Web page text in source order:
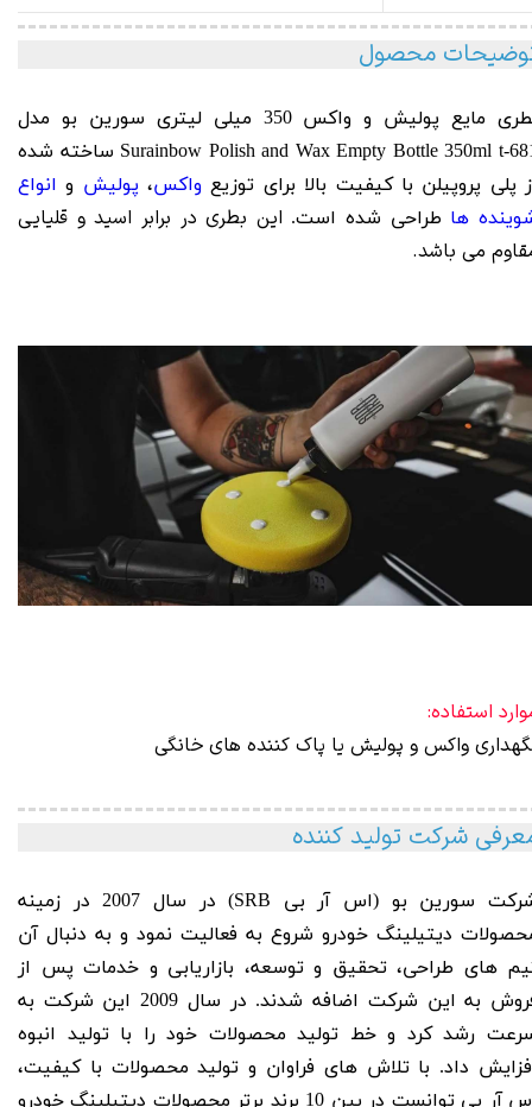
محصول
مایع پولیش و واکس 350 میلی لیتری سورین بو مدل
Surainbow Polish and Wax Empty Bottle 350ml t-681 ساخته شده
پلی پروپیلن با کیفیت بالا برای توزیع واکس، پولیش و انواع
ها طراحی شده است. این بطری در برابر اسید و قلیایی
می باشد.
استفاده:
واکس و پولیش یا پاک کننده های خانگی
شرکت تولید کننده
سورین بو
(اس آر بی SRB) در سال 2007 در زمینه
دیتیلینگ خودرو شروع به فعالیت نمود و به دنبال آن
های طراحی، تحقیق و توسعه، بازاریابی و خدمات پس از
فروش به این شرکت اضافه شدند. در سال 2009 این شرکت به
رشد کرد و خط تولید محصولات خود را با تولید انبوه
داد. با تلاش های فراوان و تولید محصولات با کیفیت،
اس آر بی توانست در بین 10 برند برتر محصولات دیتیلینگ خودرو